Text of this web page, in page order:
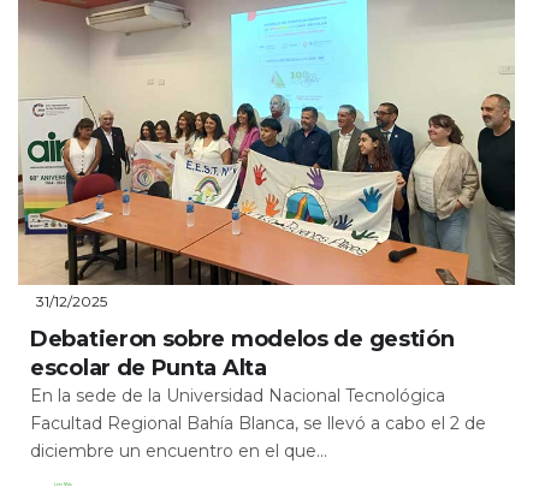
31/12/2025
Debatieron sobre modelos de gestión
escolar de Punta Alta
En la sede de la Universidad Nacional Tecnológica
Facultad Regional Bahía Blanca, se llevó a cabo el 2 de
diciembre un encuentro en el que...
Leer Más